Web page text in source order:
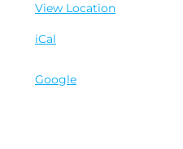
View Location
iCal
Google